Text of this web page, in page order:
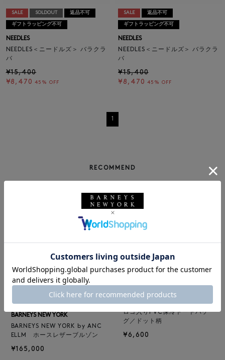
SALE SOLDOUT 返品不可
ギフトラッピング不可
NEEDLES
NEEDLES＜ニードルズ＞ バラクラ
バ
¥15,400
¥8,470 45% OFF
SALE 返品不可
ギフトラッピング不可
NEEDLES
NEEDLES＜ニードルズ＞ バラクラ
バ
¥15,400
¥8,470 45% OFF
1
RECOMMEND
BARNEYS NEW YORK
BARNEYS NEW YORK by ANC
ELLM ホースレザーブルゾン
¥165,000
BARNEYS NEW YORK
ロゴ入りPVC保冷トートバッ
グ／ドット柄
¥6,600